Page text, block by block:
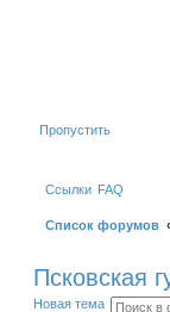
Пропустить
Ссылки FAQ
Список форумов
Псковская
Новая тема П
Р